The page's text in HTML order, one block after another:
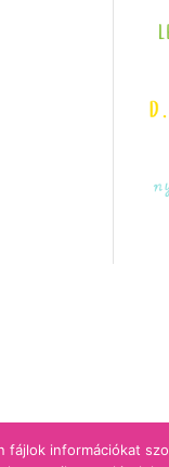
információkat